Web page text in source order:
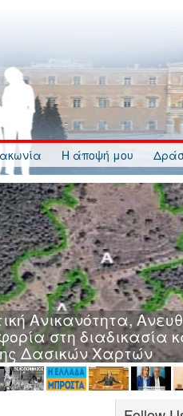
Η άποψή μου
Ανικανότητα,
στη διαδικασία
Δασικών Χαρτών